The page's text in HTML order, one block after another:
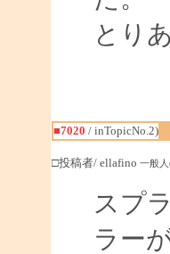
とり
■7020 / inTopicNo.2)
□投稿者/ ellafino 一般
スプ
ラー